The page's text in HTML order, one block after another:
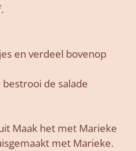
en verdeel bovenop
de salade
Maak het met Marieke
met Marieke.